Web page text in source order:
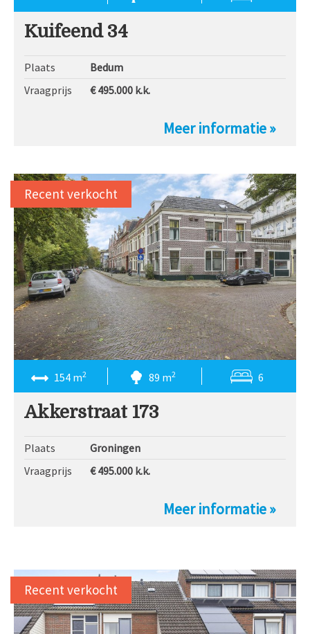
Kuifeend 34
Plaats
Bedum
Vraagprijs
€ 495.000 k.k.
Meer informatie »
154 m2 89 m2 6
Akkerstraat 173
Plaats
Groningen
Vraagprijs
€ 495.000 k.k.
Meer informatie »
Recent verkocht
Recent verkocht